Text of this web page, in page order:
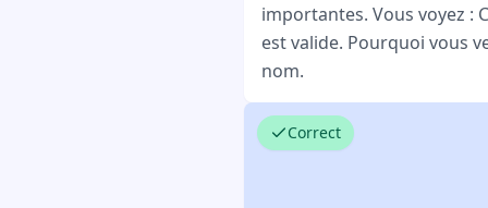
importantes. Vous voyez :
est valide. Pourquoi vous
nom.
Correct